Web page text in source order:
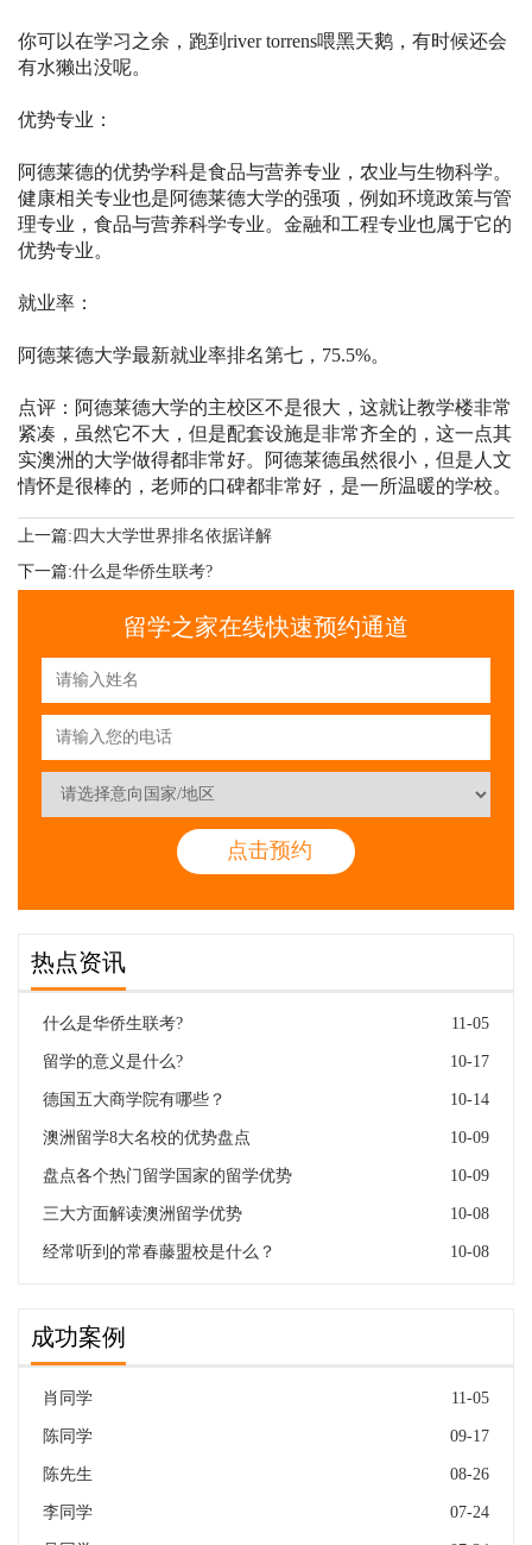
你可以在学习之余，跑到river torrens喂黑天鹅，有时候还会
有水獭出没呢。
优势专业：
阿德莱德的优势学科是食品与营养专业，农业与生物科学。
健康相关专业也是阿德莱德大学的强项，例如环境政策与管
理专业，食品与营养科学专业。金融和工程专业也属于它的
优势专业。
就业率：
阿德莱德大学最新就业率排名第七，75.5%。
点评：阿德莱德大学的主校区不是很大，这就让教学楼非常
紧凑，虽然它不大，但是配套设施是非常齐全的，这一点其
实澳洲的大学做得都非常好。阿德莱德虽然很小，但是人文
情怀是很棒的，老师的口碑都非常好，是一所温暖的学校。
上一篇:四大大学世界排名依据详解
下一篇:什么是华侨生联考?
留学之家在线快速预约通道
热点资讯
什么是华侨生联考? 11-05
留学的意义是什么? 10-17
德国五大商学院有哪些？ 10-14
澳洲留学8大名校的优势盘点 10-09
盘点各个热门留学国家的留学优势 10-09
三大方面解读澳洲留学优势 10-08
经常听到的常春藤盟校是什么？ 10-08
成功案例
肖同学 11-05
陈同学 09-17
陈先生 08-26
李同学 07-24